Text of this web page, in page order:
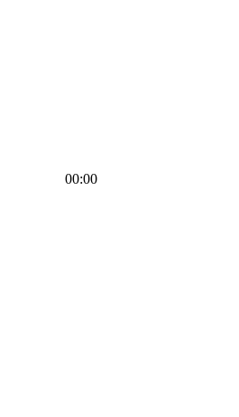
00:00